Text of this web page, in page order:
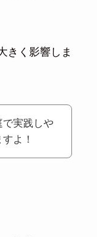
きく影響しま
で実践しや
よ！